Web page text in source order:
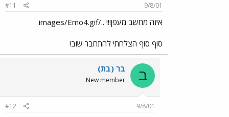
9/8/01
#11
איזה מחשב מעפן!!! ../images/Emo4.gif
סוף סוף הצלחתי להתחבר שוב!
ב בר (בת)
New member
9/8/01
#12